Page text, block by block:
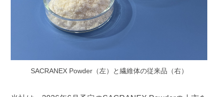
SACRANEX Powder（左）と繊維体の従来品（右）